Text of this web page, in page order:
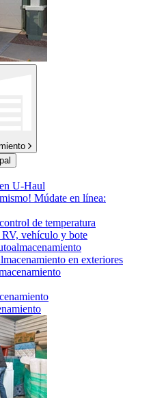
U-Haul
Múdate en línea:
de temperatura
vehículo y bote
en exteriores